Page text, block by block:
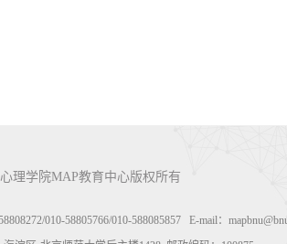
理学院MAP教育中心版权所有
010-58805766/010-588085857 E-mail：